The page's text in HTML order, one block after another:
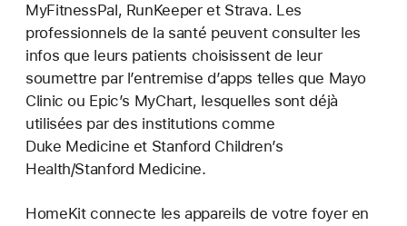
MyFitnessPal, RunKeeper et Strava. Les
professionnels de la santé peuvent consulter les
infos que leurs patients choisissent de leur
soumettre par l’entremise d’apps telles que Mayo
Clinic ou Epic’s MyChart, lesquelles sont déjà
utilisées par des institutions comme
Duke Medicine et Stanford Children’s
Health/Stanford Medicine.
HomeKit connecte les appareils de votre foyer en